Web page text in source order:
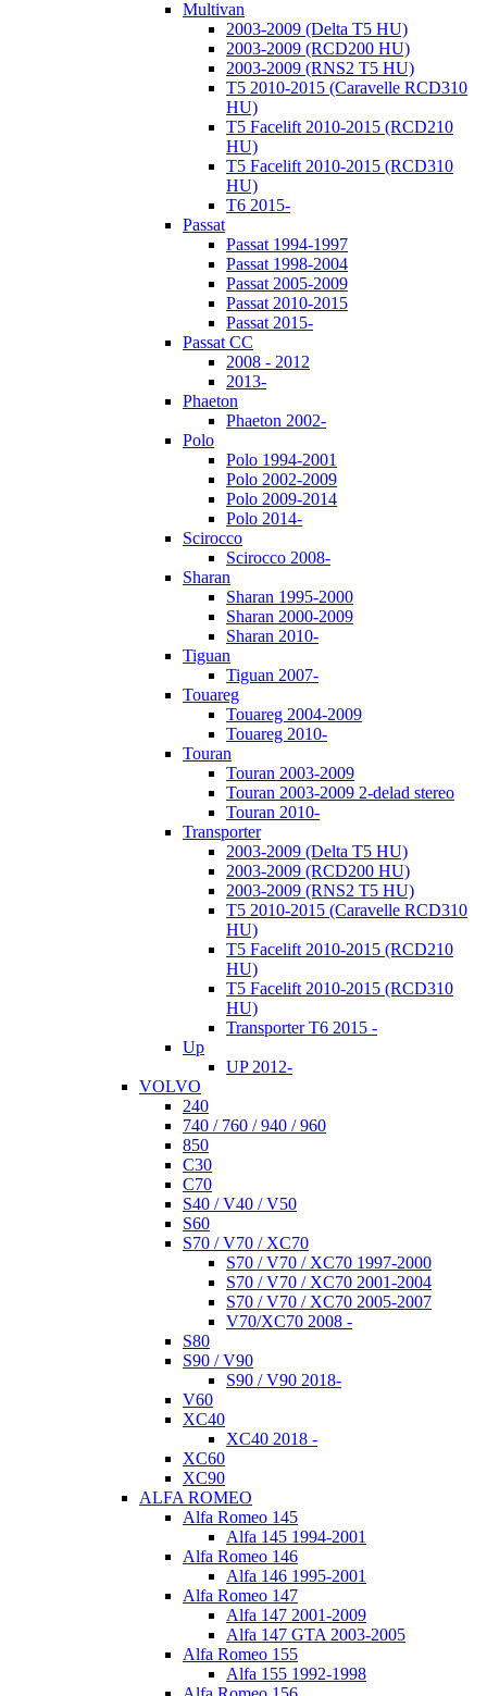
Multivan
2003-2009 (Delta T5 HU)
2003-2009 (RCD200 HU)
2003-2009 (RNS2 T5 HU)
T5 2010-2015 (Caravelle RCD310
HU)
T5 Facelift 2010-2015 (RCD210
HU)
T5 Facelift 2010-2015 (RCD310
HU)
T6 2015-
Passat
Passat 1994-1997
Passat 1998-2004
Passat 2005-2009
Passat 2010-2015
Passat 2015-
Passat CC
2008 - 2012
2013-
Phaeton
Phaeton 2002-
Polo
Polo 1994-2001
Polo 2002-2009
Polo 2009-2014
Polo 2014-
Scirocco
Scirocco 2008-
Sharan
Sharan 1995-2000
Sharan 2000-2009
Sharan 2010-
Tiguan
Tiguan 2007-
Touareg
Touareg 2004-2009
Touareg 2010-
Touran
Touran 2003-2009
Touran 2003-2009 2-delad stereo
Touran 2010-
Transporter
2003-2009 (Delta T5 HU)
2003-2009 (RCD200 HU)
2003-2009 (RNS2 T5 HU)
T5 2010-2015 (Caravelle RCD310
HU)
T5 Facelift 2010-2015 (RCD210
HU)
T5 Facelift 2010-2015 (RCD310
HU)
Transporter T6 2015 -
Up
UP 2012-
VOLVO
240
740 / 760 / 940 / 960
850
C30
C70
S40 / V40 / V50
S60
S70 / V70 / XC70
S70 / V70 / XC70 1997-2000
S70 / V70 / XC70 2001-2004
S70 / V70 / XC70 2005-2007
V70/XC70 2008 -
S80
S90 / V90
S90 / V90 2018-
V60
XC40
XC40 2018 -
XC60
XC90
ALFA ROMEO
Alfa Romeo 145
Alfa 145 1994-2001
Alfa Romeo 146
Alfa 146 1995-2001
Alfa Romeo 147
Alfa 147 2001-2009
Alfa 147 GTA 2003-2005
Alfa Romeo 155
Alfa 155 1992-1998